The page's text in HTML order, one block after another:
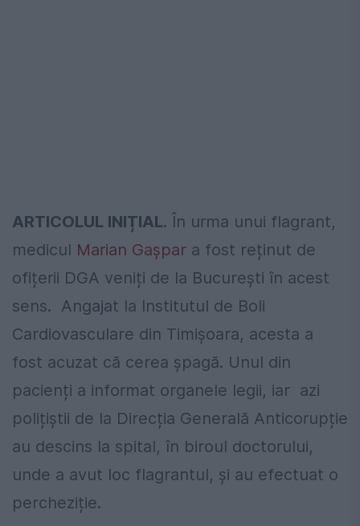
ARTICOLUL INIȚIAL. În urma unui flagrant,
medicul Marian Gașpar a fost reținut de
ofițerii DGA veniți de la București în acest
sens. Angajat la Institutul de Boli
Cardiovasculare din Timișoara, acesta a
fost acuzat că cerea șpagă. Unul din
pacienți a informat organele legii, iar azi
polițiștii de la Direcția Generală Anticorupție
au descins la spital, în biroul doctorului,
unde a avut loc flagrantul, și au efectuat o
percheziție.